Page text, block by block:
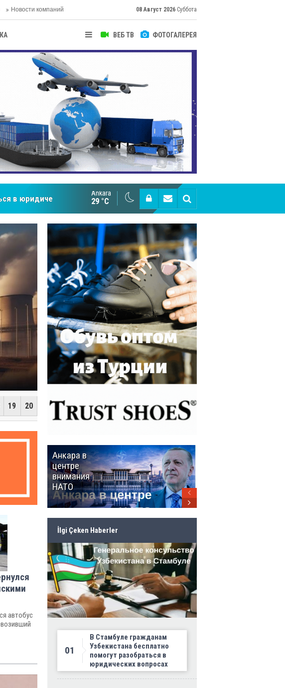
Новости компаний 08 Август 2026 Суббота
ВЕБ ТВ ФОТОГАЛЕРЕЯ
Азии Cottonhill покоряет мировые рынки
Ankara
29 °C
АНКАРА УСИЛИВАЕТ ВЛИЯНИЕ В
АЗИИ: ВИЗИТ ЭРДОГАНА В
19 20
автобус
Анкара в
центре
внимания
НАТО
İlgi Çeken Haberler
01
В Стамбуле гражданам
Узбекистана бесплатно
помогут разобраться в
юридических вопросах